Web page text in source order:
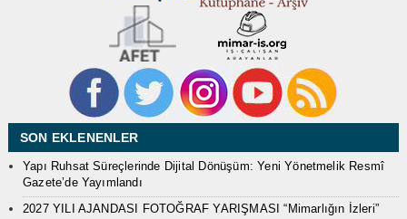
SON EKLENENLER
Yapı Ruhsat Süreçlerinde Dijital Dönüşüm: Yeni Yönetmelik Resmî
Gazete’de Yayımlandı
2027 YILI AJANDASI FOTOĞRAF YARIŞMASI “Mimarlığın İzleri”